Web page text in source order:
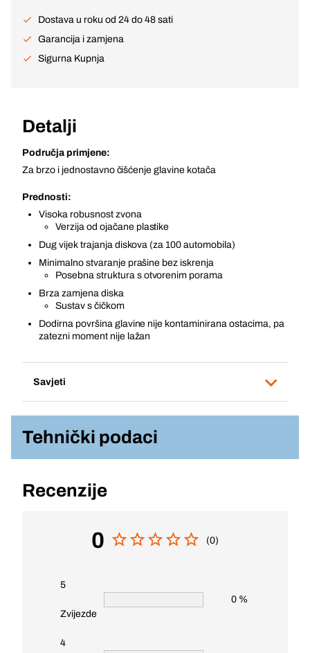
Dostava u roku od 24 do 48 sati
Garancija i zamjena
Sigurna Kupnja
Detalji
Područja primjene:
Za brzo i jednostavno čišćenje glavine kotača
Prednosti:
Visoka robusnost zvona
Verzija od ojačane plastike
Dug vijek trajanja diskova (za 100 automobila)
Minimalno stvaranje prašine bez iskrenja
Posebna struktura s otvorenim porama
Brza zamjena diska
Sustav s čičkom
Dodirna površina glavine nije kontaminirana ostacima, pa
zatezni moment nije lažan
Savjeti
Tehnički podaci
Recenzije
0 (0)
5
Zvijezde
0 %
4